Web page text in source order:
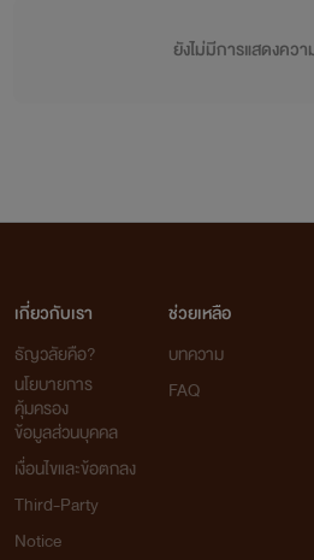
ยังไม่มีการแสดงคว
เกี่ยวกับเรา
ธัญวลัยคือ?
นโยบายการ
คุ้มครอง
ข้อมูลส่วนบุคคล
เงื่อนไขและข้อตกลง
Third-Party
Notice
ช่วยเหลือ
บทความ
FAQ